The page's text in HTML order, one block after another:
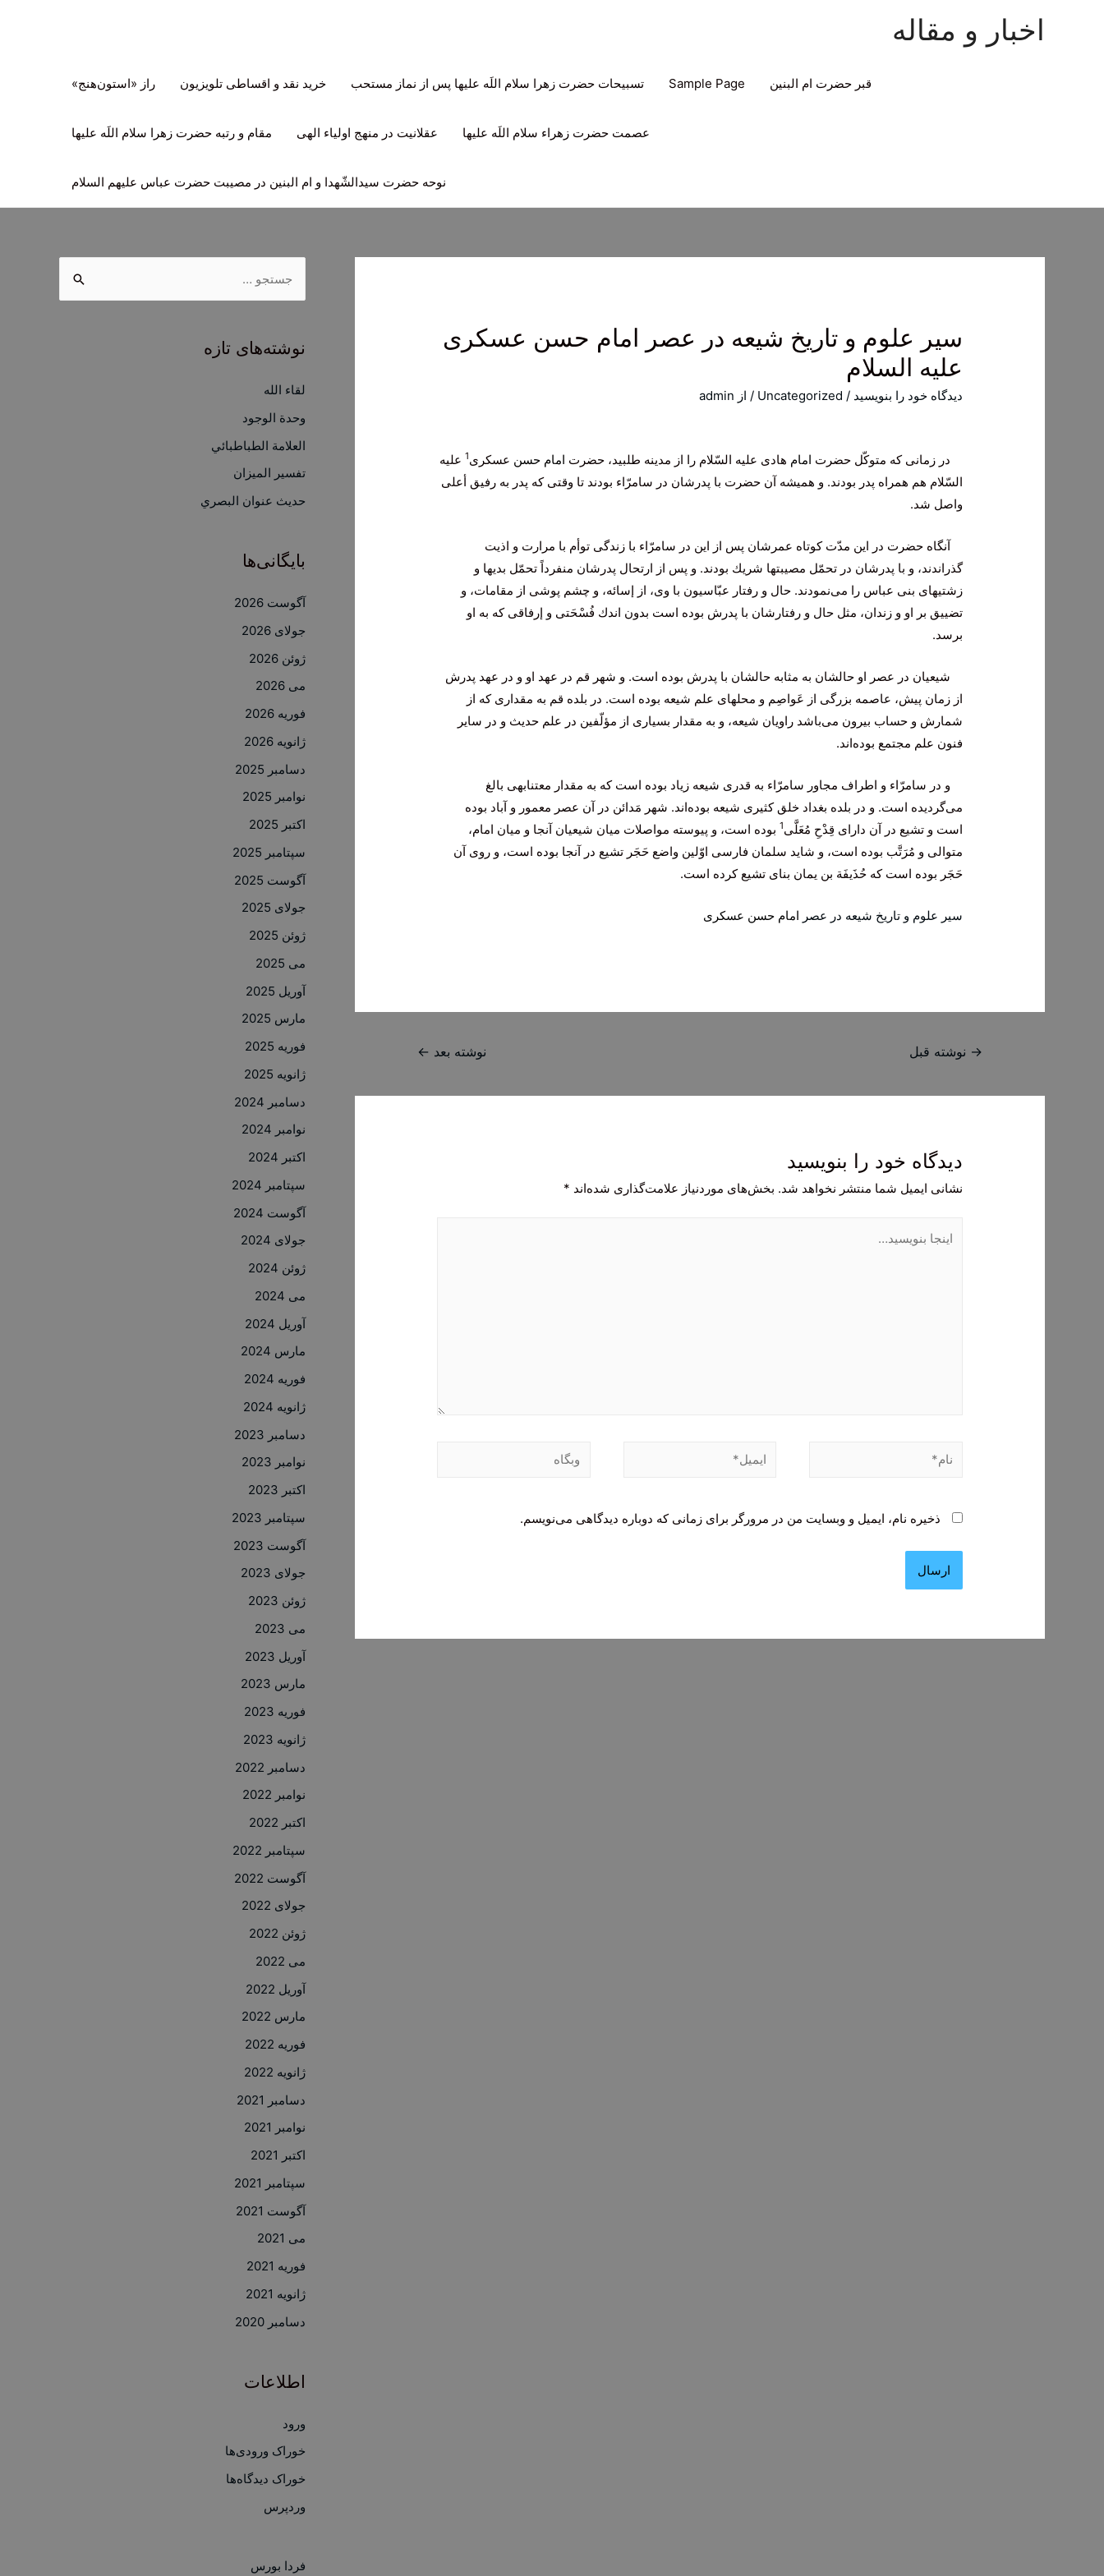
اخبار و مقاله
قبر حضرت ام البنین Sample Page تسبیحات حضرت زهرا سلام اللَه علیها پس از نماز مستحب خرید نقد و اقساطی تلویزیون راز «استون‌هنج»
عصمت حضرت زهراء سلام اللَه علیها عقلانیت در منهج اولیاء الهی مقام و رتبه حضرت زهرا سلام اللَه علیها
نوحه حضرت سیدالشّهدا و ام البنین در مصیبت حضرت عباس علیهم السلام
سیر علوم و تاریخ شیعه در عصر امام حسن عسكرى
علیه السلام
دیدگاه‌ خود را بنویسید /
Uncategorized / از admin
در زمانى كه متوكّل حضرت امام هادى علیه السّلام را از مدینه طلبید، حضرت امام حسن عسكرى1 علیه
السّلام هم همراه پدر بودند. و همیشه آن حضرت با پدرشان در سامرّاء بودند تا وقتى كه پدر به رفیق أعلى
واصل شد.
آنگاه حضرت در این مدّت كوتاه عمرشان پس از این در سامرّاء با زندگى توأم با مرارت و اذیت
گذراندند، و با پدرشان در تحمّل مصیبتها شریك بودند. و پس از ارتحال پدرشان منفرداً تحمّل بدیها و
زشتیهاى بنى عباس را مى‌نمودند. حال و رفتار عبّاسیون با وى، از إسائه، و چشم پوشى از مقامات، و
تضییق بر او و زندان، مثل حال و رفتارشان با پدرش بوده است بدون اندك فُسْحَتى و إرفاقى كه به او
برسد.
شیعیان در عصر او حالشان به مثابه حالشان با پدرش بوده است. و شهر قم در عهد او و در عهد پدرش
از زمان پیش، عاصمه بزرگى از عَواصِم و محلهاى علم‌ شیعه بوده است. در بلده قم به مقدارى كه از
شمارش و حساب بیرون مى‌باشد راویان شیعه، و به مقدار بسیارى از مؤلّفین در علم حدیث و در سایر
فنون علم مجتمع بوده‌اند.
و در سامرّاء و اطراف مجاور سامرّاء به قدرى شیعه زیاد بوده است كه به مقدار معتنابهى بالغ
مى‌گردیده است. و در بلده بغداد خلق كثیرى شیعه بوده‌اند. شهر مَدائن در آن عصر معمور و آباد بوده
است و تشیع در آن داراى قِدْحِ مُعَلَّى‌1 بوده است، و پیوسته مواصلات میان شیعیان آنجا و میان امام،
متوالى و مُرَتَّب بوده است، و شاید سلمان فارسى اوّلین واضع حَجَر تشیع در آنجا بوده است، و روى آن
حَجَر بوده است كه حُذَیفَة بن یمان بناى تشیع كرده است.
سیر علوم و تاریخ شیعه در عصر امام حسن عسكرى
راهبری
→ نوشته قبل نوشته بعد ←
دیدگاه‌ خود را بنویسید
نشانی ایمیل شما منتشر نخواهد شد. بخش‌های موردنیاز علامت‌گذاری شده‌اند *
بنویسید…
نام* ایمیل* وبگاه
ذخیره نام، ایمیل و وبسایت من در مرورگر برای زمانی که دوباره دیدگاهی می‌نویسم.
ج
ب
ر
ا
نوشته‌های تازه
لقاء الله
وحدة الوجود
العلامة الطباطبائي
تفسير الميزان
حديث عنوان البصري
بایگانی‌ها
آگوست 2026
جولای 2026
ژوئن 2026
می 2026
فوریه 2026
ژانویه 2026
دسامبر 2025
نوامبر 2025
اکتبر 2025
سپتامبر 2025
آگوست 2025
جولای 2025
ژوئن 2025
می 2025
آوریل 2025
مارس 2025
فوریه 2025
ژانویه 2025
دسامبر 2024
نوامبر 2024
اکتبر 2024
سپتامبر 2024
آگوست 2024
جولای 2024
ژوئن 2024
می 2024
آوریل 2024
مارس 2024
فوریه 2024
ژانویه 2024
دسامبر 2023
نوامبر 2023
اکتبر 2023
سپتامبر 2023
آگوست 2023
جولای 2023
ژوئن 2023
می 2023
آوریل 2023
مارس 2023
فوریه 2023
ژانویه 2023
دسامبر 2022
نوامبر 2022
اکتبر 2022
سپتامبر 2022
آگوست 2022
جولای 2022
ژوئن 2022
می 2022
آوریل 2022
مارس 2022
فوریه 2022
ژانویه 2022
دسامبر 2021
نوامبر 2021
اکتبر 2021
سپتامبر 2021
آگوست 2021
می 2021
فوریه 2021
ژانویه 2021
دسامبر 2020
اطلاعات
ورود
خوراک ورودی‌ها
خوراک دیدگاه‌ها
وردپرس
فردا بورس